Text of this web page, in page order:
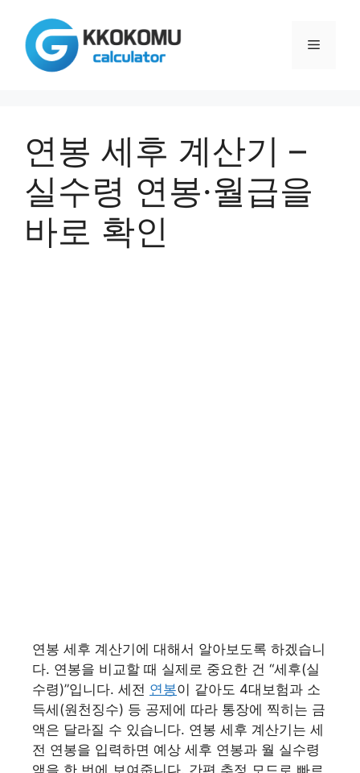
메
연봉 세후 계산기 –
실수령 연봉·월급을
바로 확인
연봉 세후 계산기에 대해서 알아보도록 하겠습니
다. 연봉을 비교할 때 실제로 중요한 건 “세후(실
수령)”입니다. 세전 연봉이 같아도 4대보험과 소
득세(원천징수) 등 공제에 따라 통장에 찍히는 금
액은 달라질 수 있습니다. 연봉 세후 계산기는 세
전 연봉을 입력하면 예상 세후 연봉과 월 실수령
액을 한 번에 보여줍니다. 간편 추정 모드로 빠르